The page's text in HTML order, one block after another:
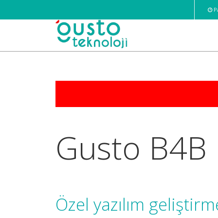
Gusto B4B
Özel yazılım